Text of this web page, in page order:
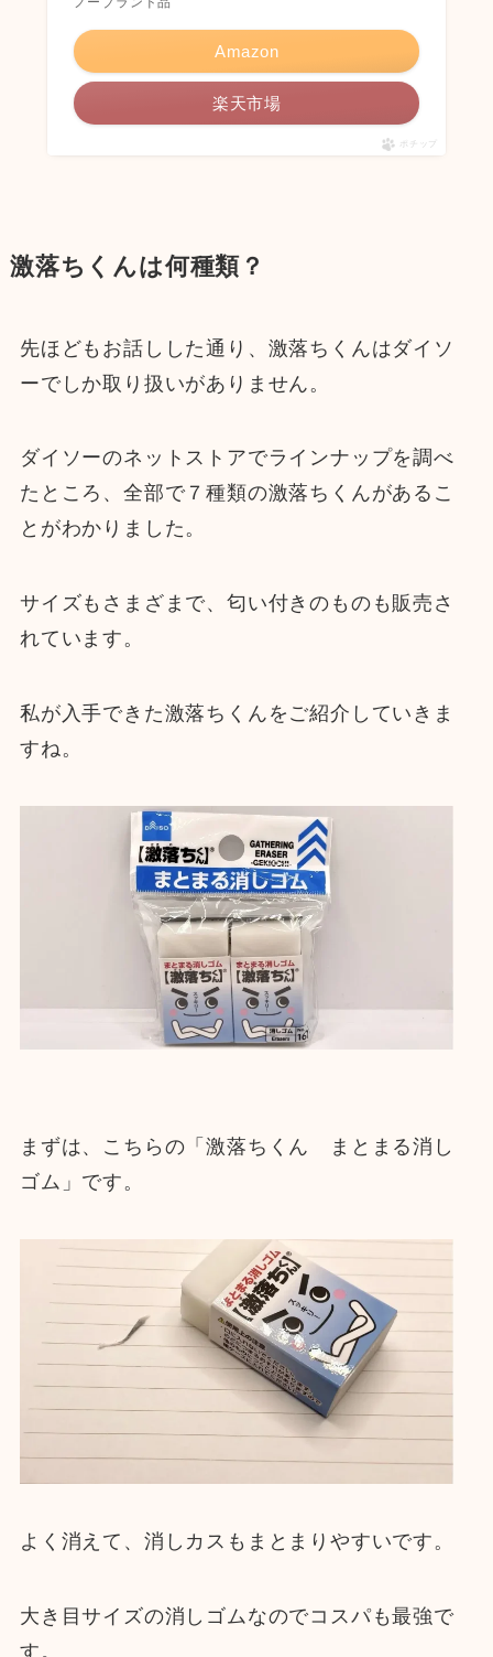
Amazon
楽天市場
ポチップ
激落ちくんは何種類？
先ほどもお話しした通り、激落ちくんはダイソ
ーでしか取り扱いがありません。
ダイソーのネットストアでラインナップを調べ
たところ、全部で７種類の激落ちくんがあるこ
とがわかりました。
サイズもさまざまで、匂い付きのものも販売さ
れています。
私が入手できた激落ちくんをご紹介していきま
すね。
まずは、こちらの「激落ちくん まとまる消し
ゴム」です。
よく消えて、消しカスもまとまりやすいです。
大き目サイズの消しゴムなのでコスパも最強で
す。